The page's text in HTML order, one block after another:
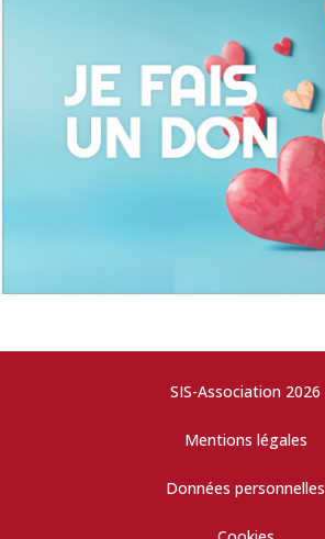
SIS-Association 2026
Mentions légales
Données personnelles